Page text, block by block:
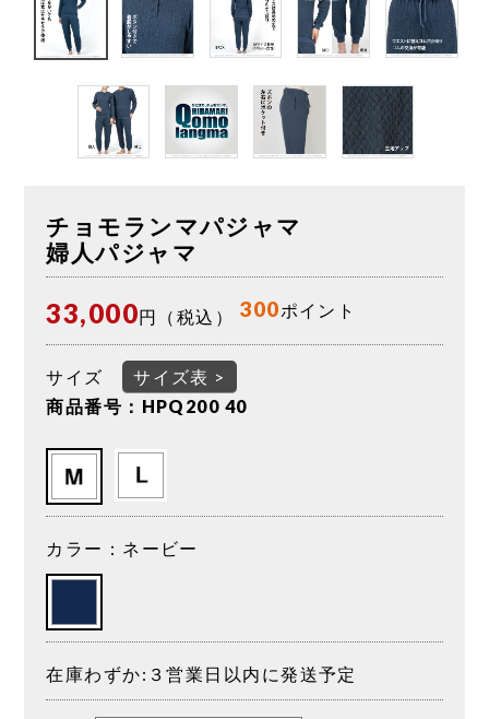
チョモランマパジャマ
婦人パジャマ
33,000円（税込） 300ポイント
サイズ
サイズ表 >
商品番号：HPQ200 40
カラー：ネービー
在庫わずか:３営業日以内に発送予定